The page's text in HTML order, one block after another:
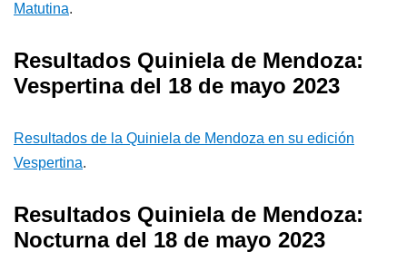
Matutina.
Resultados Quiniela de Mendoza:
Vespertina del 18 de mayo 2023
Resultados de la Quiniela de Mendoza en su edición
Vespertina.
Resultados Quiniela de Mendoza:
Nocturna del 18 de mayo 2023